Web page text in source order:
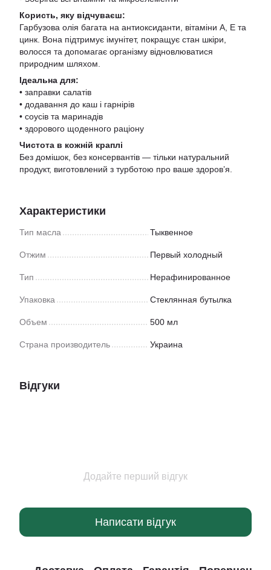
Користь, яку відчуваєш:
Гарбузова олія багата на антиоксиданти, вітаміни A, E та
цинк. Вона підтримує імунітет, покращує стан шкіри,
волосся та допомагає організму відновлюватися
природним шляхом.
Ідеальна для:
• заправки салатів
• додавання до каш і гарнірів
• соусів та маринадів
• здорового щоденного раціону
Чистота в кожній краплі
Без домішок, без консервантів — тільки натуральний
продукт, виготовлений з турботою про ваше здоров’я.
Характеристики
Тип масла Тыквенное
Отжим Первый холодный
Тип Нерафинированное
Упаковка Стеклянная бутылка
Объем 500 мл
Страна производитель Украина
Відгуки
Додайте перший відгук
Написати відгук